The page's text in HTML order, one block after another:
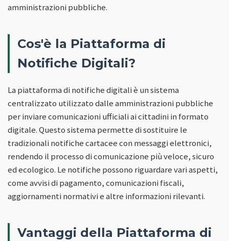
amministrazioni pubbliche.
Cos'è la Piattaforma di
Notifiche Digitali?
La piattaforma di notifiche digitali è un sistema
centralizzato utilizzato dalle amministrazioni pubbliche
per inviare comunicazioni ufficiali ai cittadini in formato
digitale. Questo sistema permette di sostituire le
tradizionali notifiche cartacee con messaggi elettronici,
rendendo il processo di comunicazione più veloce, sicuro
ed ecologico. Le notifiche possono riguardare vari aspetti,
come avvisi di pagamento, comunicazioni fiscali,
aggiornamenti normativi e altre informazioni rilevanti.
Vantaggi della Piattaforma di